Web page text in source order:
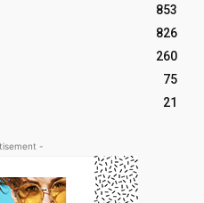
853
826
260
75
21
-